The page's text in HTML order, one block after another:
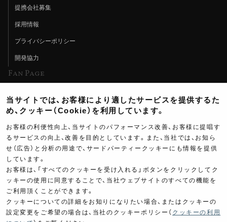
提携会社募集
採用情報
プライバシーポリシー
開発協力
Fan Page
ヨシムラTV
イベント情報
イベントスケジュール
ツーリングブレイクタイム
製品ポスター
当サイトでは、お客様により適したサービスを提供するた
め、クッキー（Cookie）を利用しています。
お客様の利便性向上、当サイトのパフォーマンス改善、お客様に提唱す
るサービスの向上、改善を目的としています。また、当社では、お知ら
せ（広告）と分析の用途で、サードパーティークッキーにも情報を提供
しています。
お客様は、「すべてのクッキーを受け入れる」ボタンをクリックしてク
ッキーの使用に同意することで、当社ウェブサイトのすべての機能を
ご利用頂くことができます。
クッキーについての詳細をお知りになりたい場合、またはクッキーの
設定変更をご希望の場合は、当社のクッキーポリシー（ クッキーの利用